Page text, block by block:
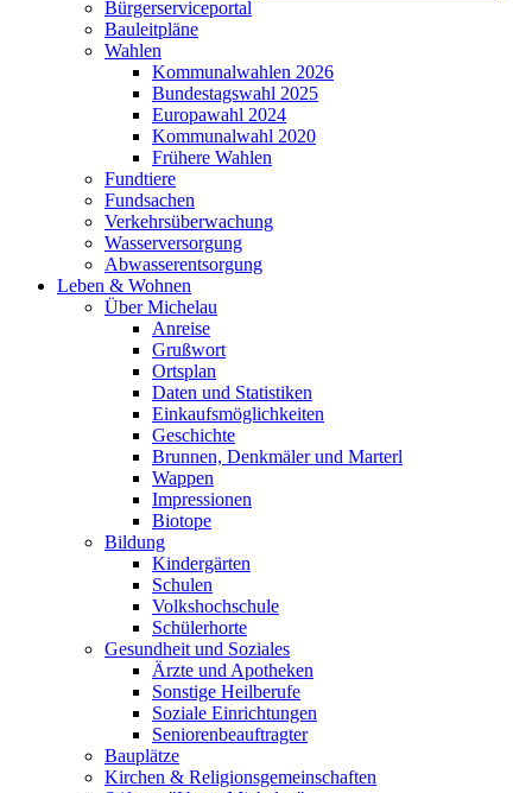
Bürgerserviceportal
Bauleitpläne
Wahlen
Kommunalwahlen 2026
Bundestagswahl 2025
Europawahl 2024
Kommunalwahl 2020
Frühere Wahlen
Fundtiere
Fundsachen
Verkehrsüberwachung
Wasserversorgung
Abwasserentsorgung
Leben & Wohnen
Über Michelau
Anreise
Grußwort
Ortsplan
Daten und Statistiken
Einkaufsmöglichkeiten
Geschichte
Brunnen, Denkmäler und Marterl
Wappen
Impressionen
Biotope
Bildung
Kindergärten
Schulen
Volkshochschule
Schülerhorte
Gesundheit und Soziales
Ärzte und Apotheken
Sonstige Heilberufe
Soziale Einrichtungen
Seniorenbeauftragter
Bauplätze
Kirchen & Religionsgemeinschaften